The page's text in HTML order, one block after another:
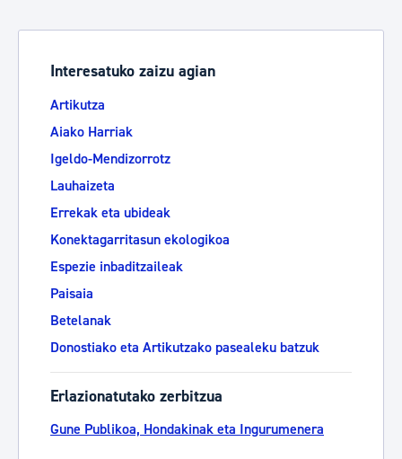
Interesatuko zaizu agian
Artikutza
Aiako Harriak
Igeldo-Mendizorrotz
Lauhaizeta
Errekak eta ubideak
Konektagarritasun ekologikoa
Espezie inbaditzaileak
Paisaia
Betelanak
Donostiako eta Artikutzako pasealeku batzuk
Erlazionatutako zerbitzua
Gune Publikoa, Hondakinak eta Ingurumenera